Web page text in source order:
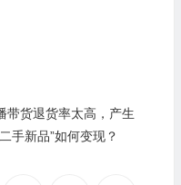
带货退货率太高，产生
手新品”如何变现？